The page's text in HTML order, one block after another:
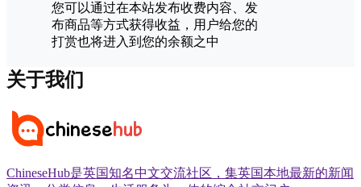
您可以通过在本站发布收费内容、发
布商品等方式获得收益，用户给您的
打赏也将进入到您的余额之中
关于我们
ChineseHub是英国知名中文交流社区，集英国本地最新的新闻